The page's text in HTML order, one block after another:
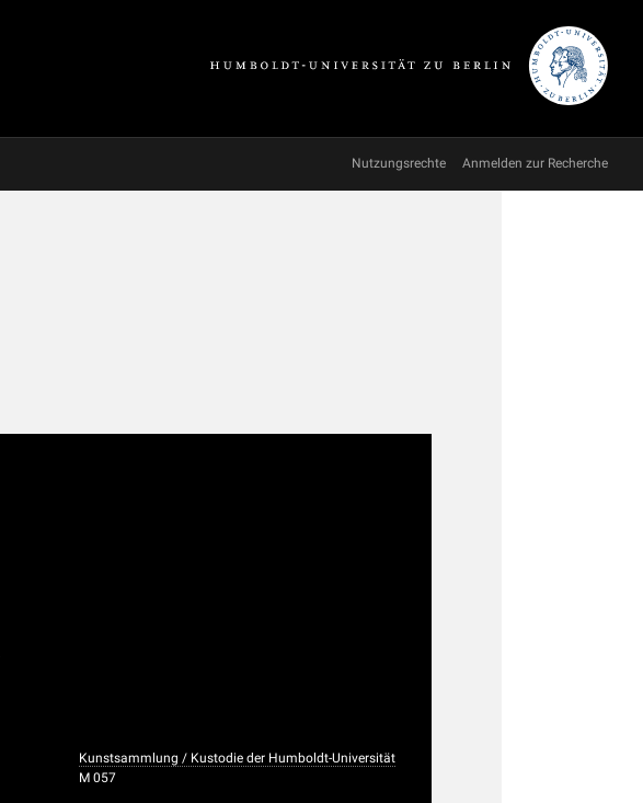
Nutzungsrechte Anmelden zur Recherche
Kunstsammlung / Kustodie der Humboldt-Universität
M 057